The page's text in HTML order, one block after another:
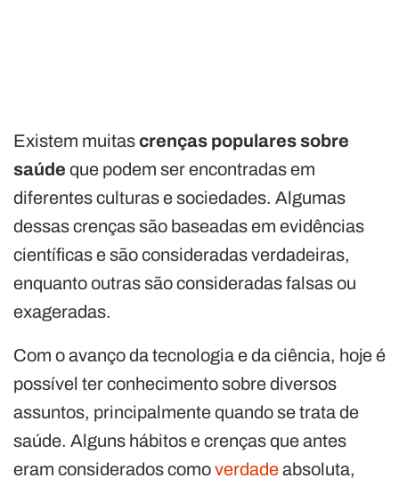
Existem muitascrenças populares sobre
saúde que podem ser encontradas em
diferentes culturas e sociedades. Algumas
dessas crenças são baseadas em evidências
científicas e são consideradas verdadeiras,
enquanto outras são consideradas falsas ou
exageradas.
Com o avanço da tecnologia e da ciência, hoje é
possível ter conhecimento sobre diversos
assuntos, principalmente quando se trata de
saúde. Alguns hábitos e crenças que antes
eram considerados comoverdadeabsoluta,